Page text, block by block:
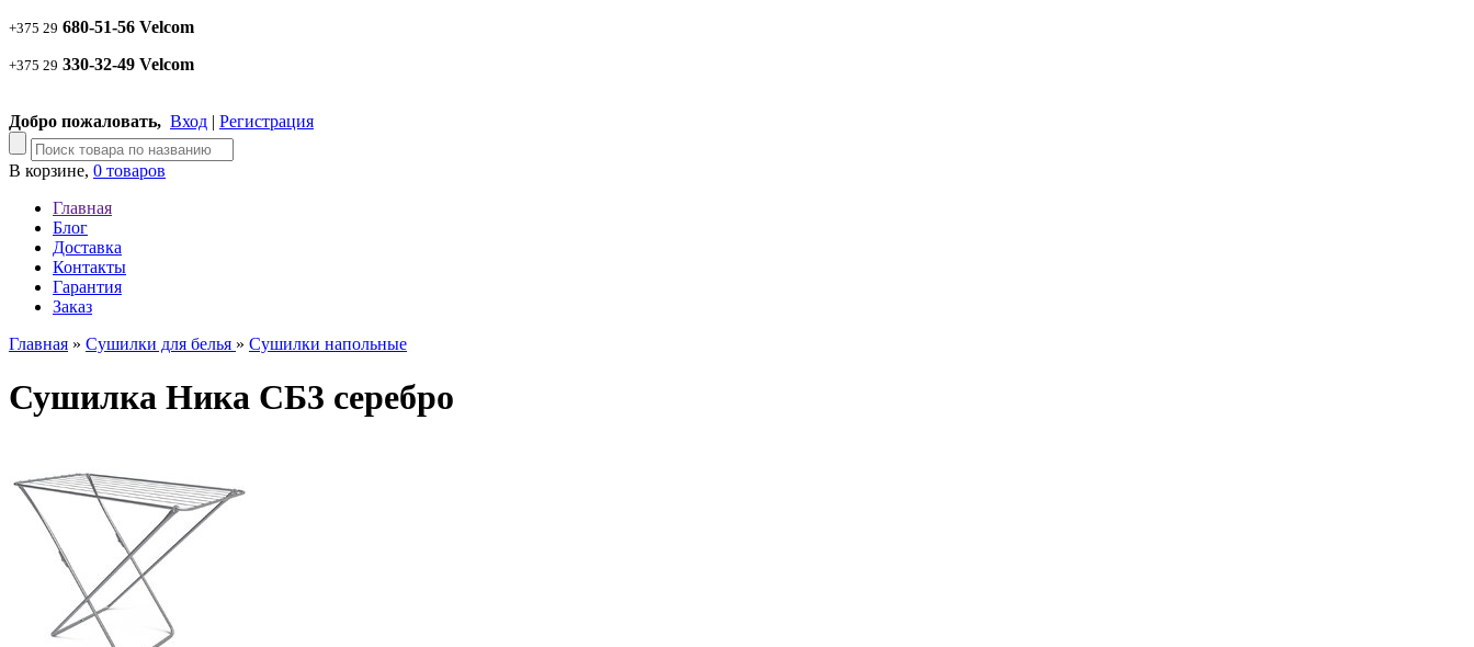
+375 29 680-51-56 Velcom
+375 29 330-32-49 Velcom
Добро пожаловать, Вход | Регистрация
В корзине, 0 товаров
Главная
Блог
Доставка
Контакты
Гарантия
Заказ
Главная » Сушилки для белья » Сушилки напольные
Сушилка Ника СБ3 серебро